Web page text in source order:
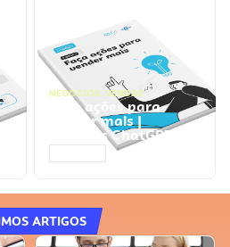
NEGÓCIOS, VENDAS
Faça ações para
vender mais |
Prompts ChatGPT
ARTIGOS